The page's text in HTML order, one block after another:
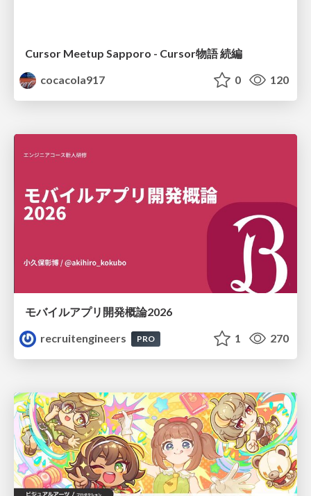
Cursor Meetup Sapporo - Cursor物語 続編
cocacola917
0 120
モバイルアプリ開発概論2026
recruitengineers
PRO 1 270